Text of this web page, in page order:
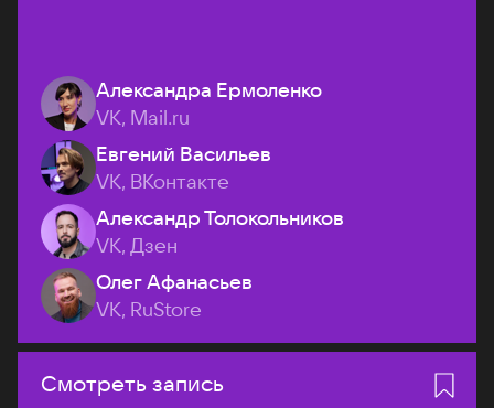
Александра Ермоленко
VK, Mail.ru
Евгений Васильев
VK, ВКонтакте
Александр Толокольников
VK, Дзен
Олег Афанасьев
VK, RuStore
Смотреть запись